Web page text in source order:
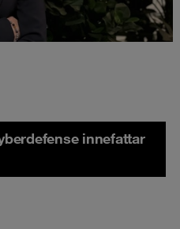
innefattar